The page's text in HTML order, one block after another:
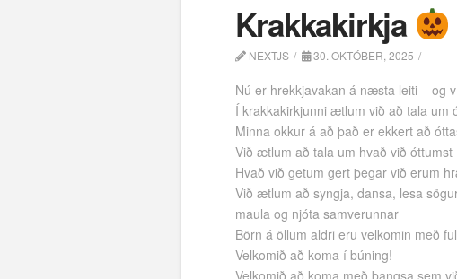
Krakkakirkja
NEXTJS 30. OKTÓBER, 2025
Nú er hrekkjavakan á næsta leiti – og
Í krakkakirkjunni ætlum við að tala um
Minna okkur á að það er ekkert að
Við ætlum að tala um hvað við óttumst
Hvað við getum gert þegar við erum
Við ætlum að syngja, dansa, lesa
maula og njóta samverunnar
Börn á öllum aldri eru velkomin með
Velkomið að koma í búning!